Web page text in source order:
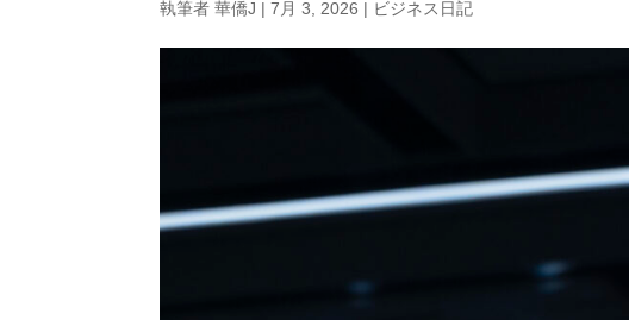
執筆者華僑J |7月 3, 2026 | ビジネス日記